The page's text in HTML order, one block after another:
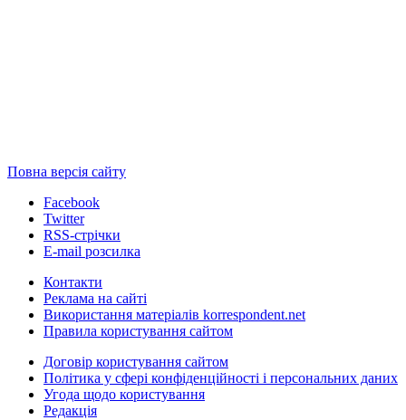
Повна версія сайту
Facebook
Twitter
RSS-стрічки
E-mail розсилка
Контакти
Реклама на сайті
Використання матеріалів korrespondent.net
Правила користування сайтом
Договір користування сайтом
Політика у сфері конфіденційності і персональних даних
Угода щодо користування
Редакція